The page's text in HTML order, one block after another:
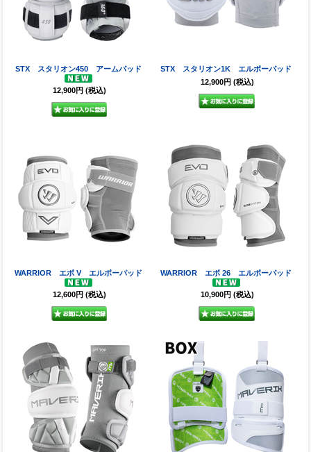
STX スタリオン450 アームパッド
12,900円 (税込)
STX スタリオン1K エルボーパッド
12,900円 (税込)
WARRIOR エボ V エルボーパッド
12,600円 (税込)
WARRIOR エボ 26 エルボーパッド
10,900円 (税込)